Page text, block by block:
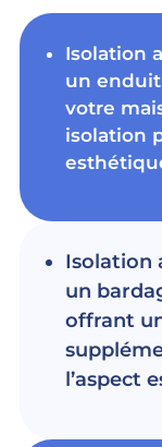
Isolation
un
votre
isolation
Isolation
un
offrant
l’aspect